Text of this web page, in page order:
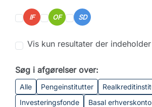
IF OF SD
Vis kun resultater der
Søg i afgørelser over:
Alle Pengeinstitutter
Investeringsfonde
Basal erhverskonto